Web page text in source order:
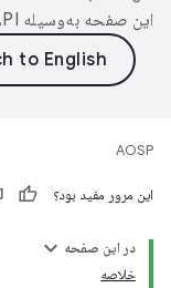
این صفحه به‌وسیله
AOSP
این مرور مفید بود؟
در این صفحه
خلاصه